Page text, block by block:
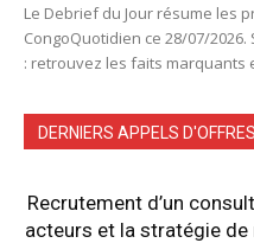
Le Debrief du Jour résume les
CongoQuotidien ce 28/07/
: retrouvez les faits marquants
DERNIERS APPELS D'OFFRES
Recrutement d’un
acteurs et la stratégie